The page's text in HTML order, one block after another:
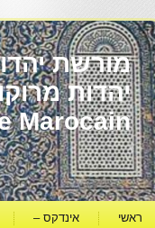
מורשת
Marocain
ראשי אינדקס –